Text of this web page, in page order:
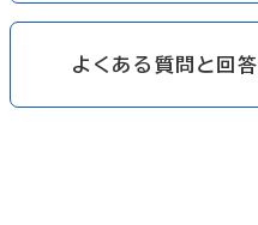
よくある質問と回答